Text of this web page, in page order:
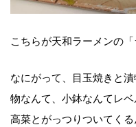
こちらが天和ラーメンの「
なにがって、目玉焼きと
物なんて、小鉢なんてレベ
高菜とがっつりついてく